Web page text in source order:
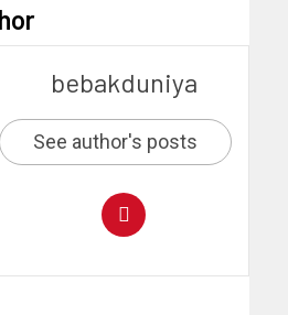
bebakduniya
See author's posts